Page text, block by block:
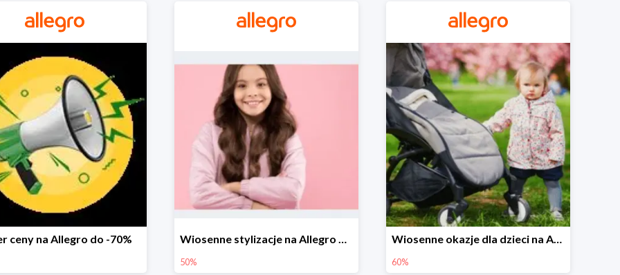
ceny na Allegro do -70% Wiosenne stylizacje na Allegro do -50%
50%
Wiosenne okazje dla dzieci na Allegro do -60%
60%